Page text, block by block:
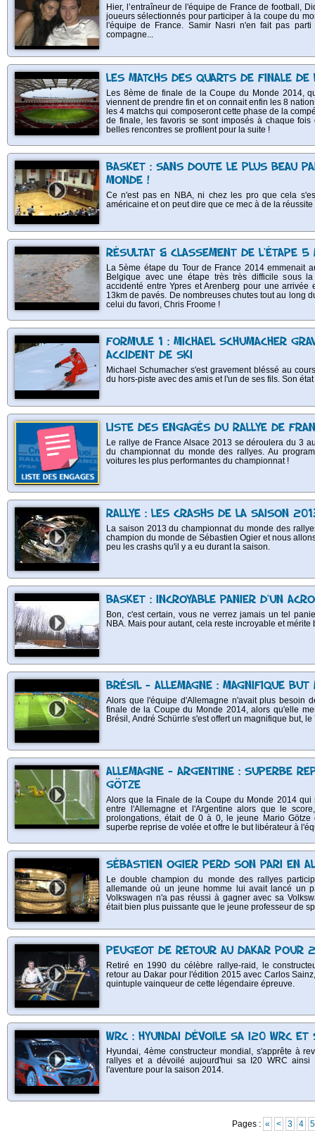
Hier, l’entraîneur de l'équipe de France de football,
joueurs sélectionnés pour participer à la coupe du
l'équipe de France. Samir Nasri n'en fait pas
compagne...
LES MATCHS DES QUARTS DE FINALE
Les 8ème de finale de la Coupe du Monde 2014,
viennent de prendre fin et on connait enfin les 8
les 4 matchs qui composeront cette phase de la
de finale, les favoris se sont imposés à chaque
belles rencontres se profilent pour la suite !
BASKET : SANS DOUTE LE PLUS BEAU
MONDE !
Ce n'est pas en NBA, ni chez les pro que cela
américaine et on peut dire que ce mec à de la réussite
RÉSULTAT & CLASSEMENT DE L'ÉTAPE
La 5ème étape du Tour de France 2014 emmenait
Belgique avec une étape très très difficile sous
accidenté entre Ypres et Arenberg pour une arrivée
13km de pavés. De nombreuses chutes tout au long
celui du favori, Chris Froome !
FORMULE 1 : MICHAEL SCHUMACHER
ACCIDENT DE SKI
Michael Schumacher s'est gravement bléssé au
du hors-piste avec des amis et l'un de ses fils. Son
LISTE DES ENGAGÉS DU RALLYE DE
Le rallye de France Alsace 2013 se déroulera du 3
du championnat du monde des rallyes. Au
voitures les plus performantes du championnat !
RALLYE : LES CRASHS DE LA SAISON
La saison 2013 du championnat du monde des
champion du monde de Sébastien Ogier et nous
peu les crashs qu'il y a eu durant la saison.
BASKET : INCROYABLE PANIER D'UN
Bon, c'est certain, vous ne verrez jamais un tel
NBA. Mais pour autant, cela reste incroyable et mérite
BRÉSIL - ALLEMAGNE : MAGNIFIQUE BUT
Alors que l'équipe d'Allemagne n'avait plus besoin
finale de la Coupe du Monde 2014, alors qu'elle
Brésil, André Schürrle s'est offert un magnifique but,
ALLEMAGNE - ARGENTINE : SUPERBE
GÖTZE
Alors que la Finale de la Coupe du Monde 2014
entre l'Allemagne et l'Argentine alors que le
prolongations, était de 0 à 0, le jeune Mario
superbe reprise de volée et offre le but libérateur à
SÉBASTIEN OGIER PERD SON PARI EN
Le double champion du monde des rallyes
allemande où un jeune homme lui avait lancé un
Volkswagen n'a pas réussi à gagner avec sa
était bien plus puissante que le jeune professeur de
PEUGEOT DE RETOUR AU DAKAR POUR
Retiré en 1990 du célèbre rallye-raid, le
retour au Dakar pour l'édition 2015 avec Carlos
quintuple vainqueur de cette légendaire épreuve.
WRC : HYUNDAI DÉVOILE SA I20 WRC ET
Hyundai, 4ème constructeur mondial, s'apprête à
rallyes et a dévoilé aujourd'hui sa I20 WRC
l'aventure pour la saison 2014.
Pages : « < 3 4 5